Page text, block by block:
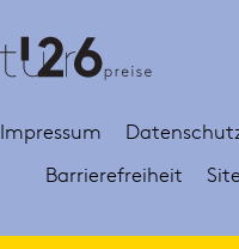
Impressum
Barrierefreiheit